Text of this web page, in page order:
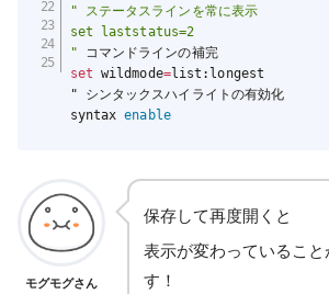
" ステータスラインを常に表示
set laststatus=2
"
コマンドラインの補完
set wildmode=list:longest
" シンタックスハイライトの有効化
syntax enable
モグモグさん
保存して再度開くと
表示が変わっていること
す！